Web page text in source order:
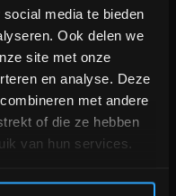
media te bieden
Ook delen we
site met onze
en analyse. Deze
met andere
of die ze hebben
van hun services.
om op de hoogte te
deals en meer
op je eerstvolgende